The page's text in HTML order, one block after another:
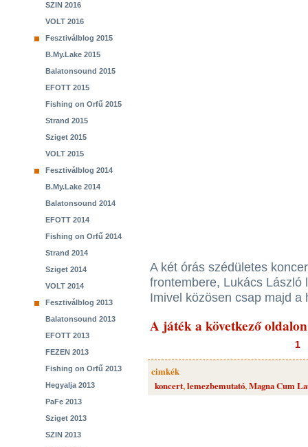
SZIN 2016
VOLT 2016
Fesztiválblog 2015
B.My.Lake 2015
Balatonsound 2015
EFOTT 2015
Fishing on Orfű 2015
Strand 2015
Sziget 2015
VOLT 2015
Fesztiválblog 2014
B.My.Lake 2014
Balatonsound 2014
EFOTT 2014
Fishing on Orfű 2014
Strand 2014
Sziget 2014
VOLT 2014
Fesztiválblog 2013
Balatonsound 2013
EFOTT 2013
FEZEN 2013
Fishing on Orfű 2013
Hegyalja 2013
PaFe 2013
Sziget 2013
SZIN 2013
A két órás szédületes
frontembere, Lukács László
Imivel közösen csap majd
A játék a következő
1
cimkék
koncert,lemezbemutató,Magna Cum